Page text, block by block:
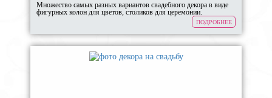
Множество самых разных вариантов свадебного декора в виде
фигурных колон для цветов, столиков для церемонии.
ПОДРОБНЕЕ